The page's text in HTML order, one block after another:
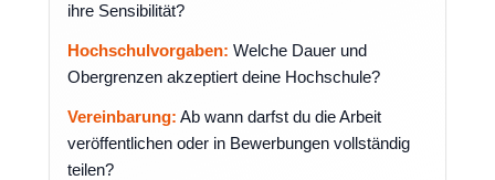
ihre Sensibilität?
Hochschulvorgaben: Welche Dauer und
Obergrenzen akzeptiert deine Hochschule?
Vereinbarung: Ab wann darfst du die Arbeit
veröffentlichen oder in Bewerbungen vollständig
teilen?